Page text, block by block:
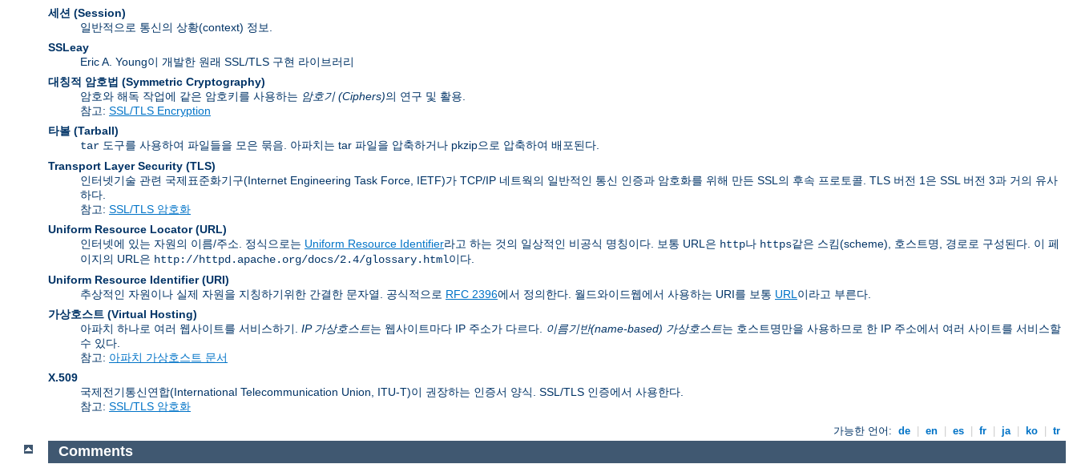
세션 (Session)
일반적으로 통신의 상황(context) 정보.
SSLeay
Eric A. Young이 개발한 원래 SSL/TLS 구현 라이브러리
대칭적 암호법 (Symmetric Cryptography)
암호와 해독 작업에 같은 암호키를 사용하는 암호기 (Ciphers)의 연구 및 활용.
참고: SSL/TLS Encryption
타볼 (Tarball)
tar 도구를 사용하여 파일들을 모은 묶음. 아파치는 tar 파일을 압축하거나 pkzip으로 압축하여 배포된다.
Transport Layer Security (TLS)
인터넷기술 관련 국제표준화기구(Internet Engineering Task Force, IETF)가 TCP/IP 네트웍의 일반적인 통신 인증과 암호화를 위해 만든 SSL의 후속 프로토콜. TLS 버전 1은 SSL 버전 3과 거의 유사
하다.
참고: SSL/TLS 암호화
Uniform Resource Locator (URL)
인터넷에 있는 자원의 이름/주소. 정식으로는 Uniform Resource Identifier라고 하는 것의 일상적인 비공식 명칭이다. 보통 URL은 http나 https같은 스킴(scheme), 호스트명, 경로로 구성된다. 이 페
이지의 URL은 http://httpd.apache.org/docs/2.4/glossary.html이다.
Uniform Resource Identifier (URI)
추상적인 자원이나 실제 자원을 지칭하기위한 간결한 문자열. 공식적으로 RFC 2396에서 정의한다. 월드와이드웹에서 사용하는 URI를 보통 URL 이라고 부른다.
가상호스트 (Virtual Hosting)
아파치 하나로 여러 웹사이트를 서비스하기. IP 가상호스트는 웹사이트마다 IP 주소가 다르다. 이름기반(name-based) 가상호스트는 호스트명만을 사용하므로 한 IP 주소에서 여러 사이트를 서비스할
수 있다.
참고: 아파치 가상호스트 문서
X.509
국제전기통신연합(International Telecommunication Union, ITU-T)이 권장하는 인증서 양식. SSL/TLS 인증에서 사용한다.
참고: SSL/TLS 암호화
가능한 언어: de | en | es | fr | ja | ko | tr
Comments